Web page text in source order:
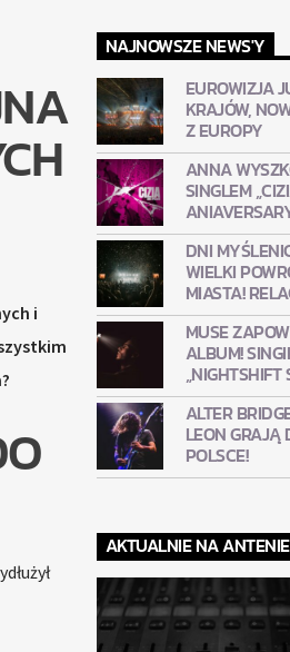
i
NAJNOWSZE NEWS'Y
EUROWIZJA
KRAJÓW,
Z EUROPY
ANNA
SINGLEM
DNI
WIELKI
MIASTA!
MUSE
ALBUM!
„NIGHTSHIFT
ALTER
LEON GRAJĄ
POLSCE!
AKTUALNIE NA ANTENIE